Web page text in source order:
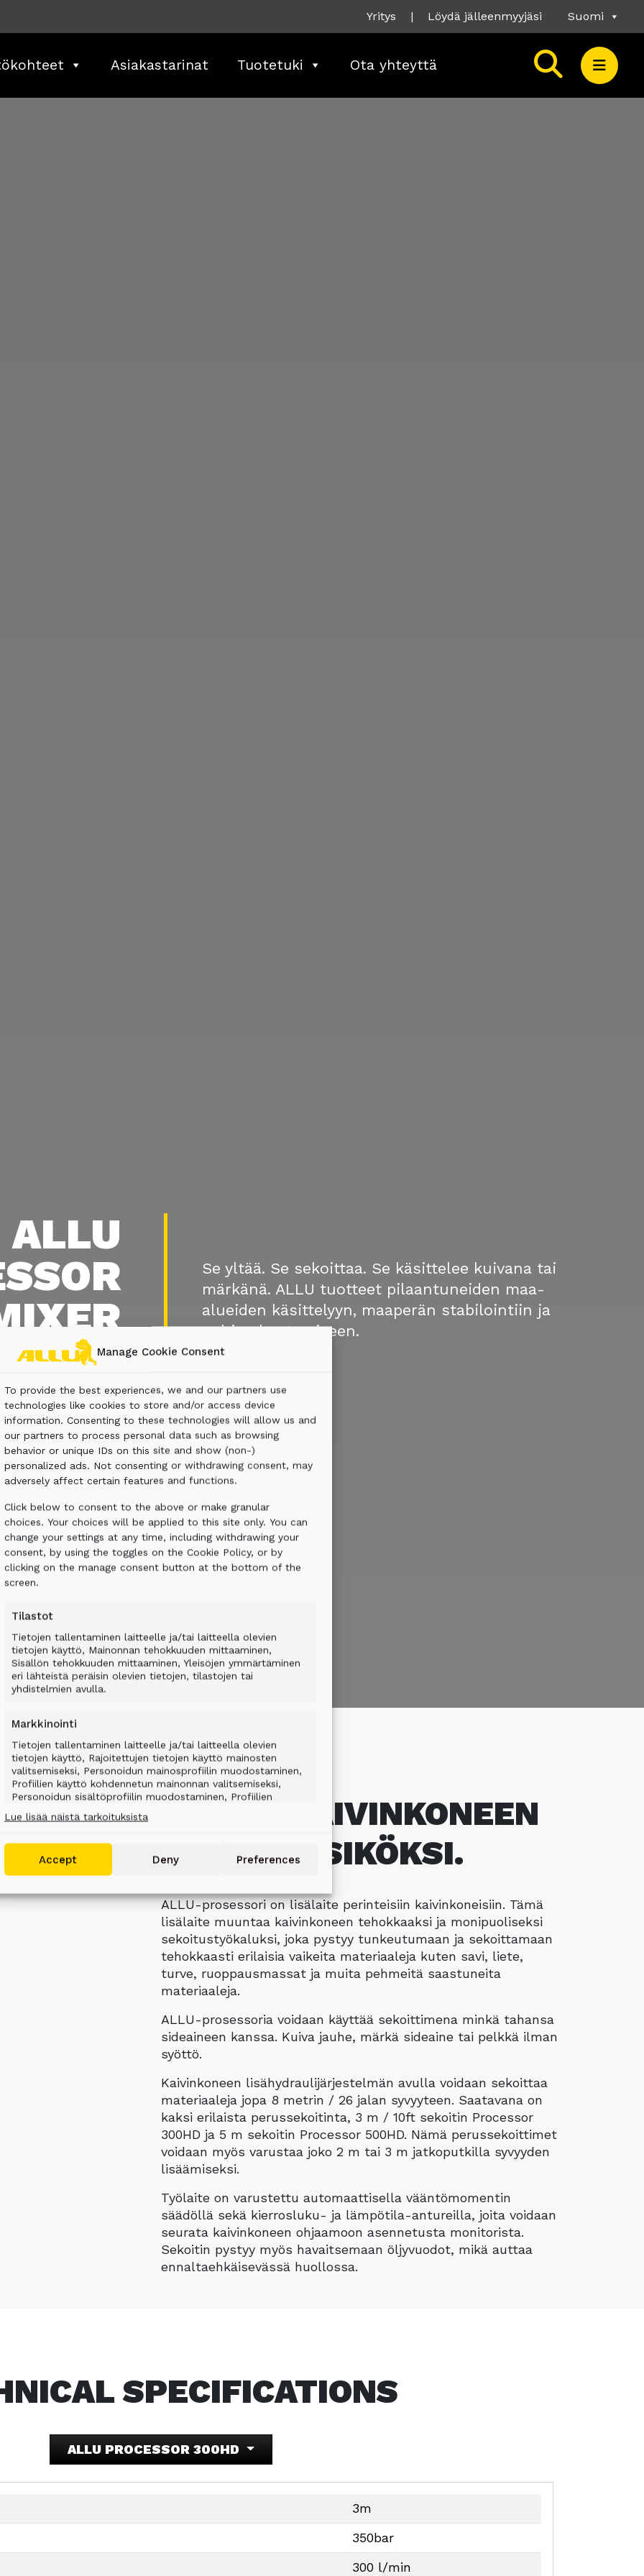
Manage Cookie Consent
To provide the best experiences, we and our partners use
technologies like cookies to store and/or access device
information. Consenting to these technologies will allow us and
our partners to process personal data such as browsing
behavior or unique IDs on this site and show (non-)
personalized ads. Not consenting or withdrawing consent, may
adversely affect certain features and functions.
Click below to consent to the above or make granular
choices. Your choices will be applied to this site only. You can
change your settings at any time, including withdrawing your
consent, by using the toggles on the Cookie Policy, or by
clicking on the manage consent button at the bottom of the
screen.
Tilastot
Tietojen tallentaminen laitteelle ja/tai laitteella olevien
tietojen käyttö, Mainonnan tehokkuuden mittaaminen,
Sisällön tehokkuuden mittaaminen, Yleisöjen ymmärtäminen
eri lähteistä peräisin olevien tietojen, tilastojen tai
yhdistelmien avulla.
Markkinointi
Tietojen tallentaminen laitteelle ja/tai laitteella olevien
tietojen käyttö, Rajoitettujen tietojen käyttö mainosten
valitsemiseksi, Personoidun mainosprofiilin muodostaminen,
Profiilien käyttö kohdennetun mainonnan valitsemiseksi,
Personoidun sisältöprofiilin muodostaminen, Profiilien
kehittäminen ja parantaminen, Rajoitettujen tietojen käyttö
Tietojen yhdistäminen muista tietolähteistä
peräisin oleviin tietoihin, Eri laitteiden
yhdistäminen toisiinsa, Laitteiden
tunnistaminen automaattisesti lähetettyjen
Tarkkojen sijaintitietojen käyttäminen, Tunnista
laitteet aktiivisesti pyydettyjen tietojen perusteella.
Tietoturva, väärinkäytösten ehkäiseminen
ja virheiden korjaaminen, Mainonnan ja
Aina aktiivinen
Lue lisää näistä tarkoituksista
Accept Deny Preferences
Yritys | Löydä jälleenmyyjäsi Suomi
Asiakastarinat Tuotetuki Ota yhteyttä
ALLU
Se yltää. Se sekoittaa. Se käsittelee kuivana tai
märkänä. ALLU tuotteet pilaantuneiden maa-
alueiden käsittelyyn, maaperän stabilointiin ja
pohjarakentamiseen.
MUUTTAA KAIVINKONEEN
SEKOITUSYKSIKÖKSI.
ALLU-prosessori on lisälaite perinteisiin kaivinkoneisiin. Tämä
lisälaite muuntaa kaivinkoneen tehokkaaksi ja monipuoliseksi
sekoitustyökaluksi, joka pystyy tunkeutumaan ja sekoittamaan
tehokkaasti erilaisia vaikeita materiaaleja kuten savi, liete,
turve, ruoppausmassat ja muita pehmeitä saastuneita
materiaaleja.
ALLU-prosessoria voidaan käyttää sekoittimena minkä tahansa
sideaineen kanssa. Kuiva jauhe, märkä sideaine tai pelkkä ilman
syöttö.
Kaivinkoneen lisähydraulijärjestelmän avulla voidaan sekoittaa
materiaaleja jopa 8 metrin / 26 jalan syvyyteen. Saatavana on
kaksi erilaista perussekoitinta, 3 m / 10ft sekoitin Processor
300HD ja 5 m sekoitin Processor 500HD. Nämä perussekoittimet
voidaan myös varustaa joko 2 m tai 3 m jatkoputkilla syvyyden
lisäämiseksi.
Työlaite on varustettu automaattisella vääntömomentin
säädöllä sekä kierrosluku- ja lämpötila-antureilla, joita voidaan
seurata kaivinkoneen ohjaamoon asennetusta monitorista.
Sekoitin pystyy myös havaitsemaan öljyvuodot, mikä auttaa
ennaltaehkäisevässä huollossa.
SPECIFICATIONS
ALLU PROCESSOR 300HD
3m
350bar
300 l/min